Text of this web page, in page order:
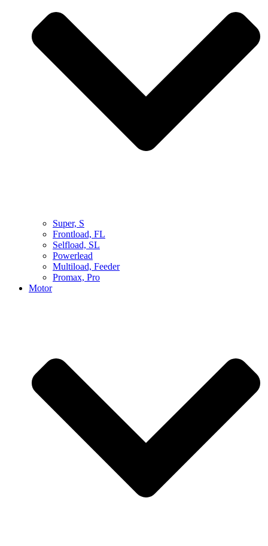
Super, S
Frontload, FL
Selfload, SL
Powerlead
Multiload, Feeder
Promax, Pro
Motor